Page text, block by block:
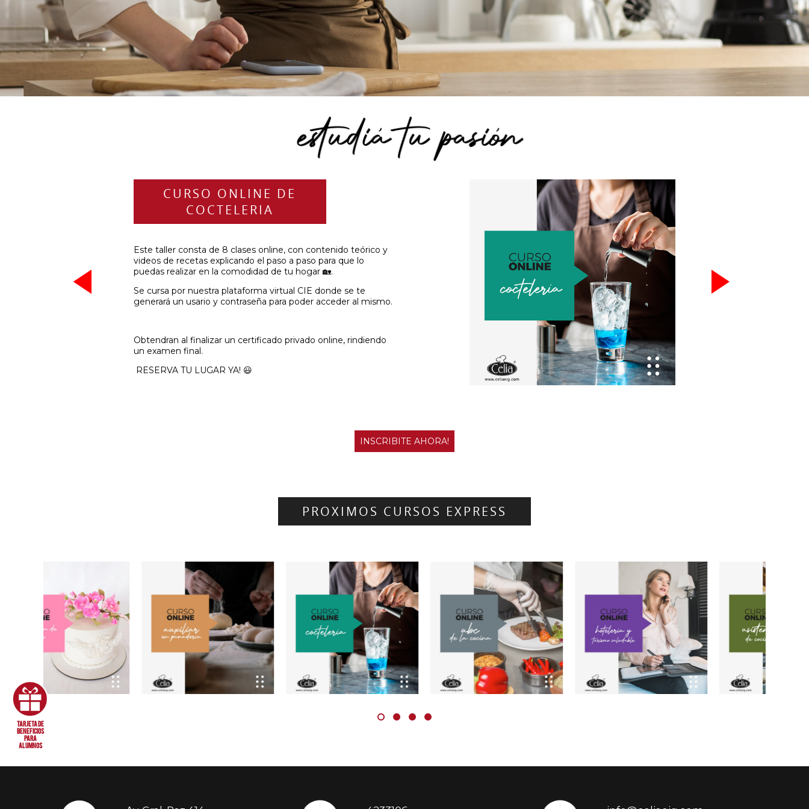
-
-
CURSO ONLINE DE
COCTELERIA
Este taller consta de 8 clases online, con contenido teórico y
videos de recetas explicando el paso a paso para que lo
puedas realizar en la comodidad de tu hogar 🏡.
Se cursa por nuestra plataforma virtual CIE donde se te
generará un usario y contraseña para poder acceder al mismo.
Obtendran al finalizar un certificado privado online, rindiendo
un examen final.
RESERVA TU LUGAR YA! 😃
INSCRIBITE AHORA!
PROXIMOS CURSOS EXPRESS
tarjeta de
beneficios
para
alumnos